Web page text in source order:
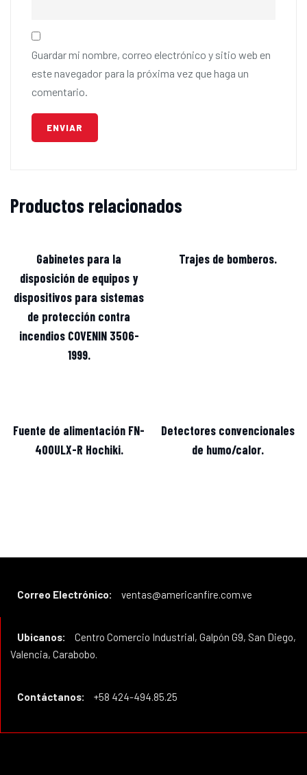
Guardar mi nombre, correo electrónico y sitio web en
este navegador para la próxima vez que haga un
comentario.
Productos relacionados
Gabinetes para la
disposición de equipos y
dispositivos para sistemas
de protección contra
incendios COVENIN 3506-
1999.
Trajes de bomberos.
Fuente de alimentación FN-
400ULX-R Hochiki.
Detectores convencionales
de humo/calor.
Correo Electrónico: ventas@americanfire.com.ve
Ubicanos:
Centro Comercio Industrial, Galpón G9, San Diego,
Valencia, Carabobo.
Contáctanos: +58 424-494.85.25